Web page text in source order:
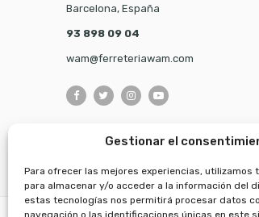
Gestionar el
Para ofrecer las mejores experiencias, utilizamos
para almacenar y/o acceder a la información del
estas tecnologías nos permitirá procesar datos
navegación o las identificaciones únicas en este
Barcelona, España
93 898 09 04
wam@ferreteriawam.com